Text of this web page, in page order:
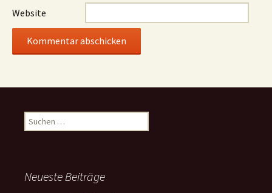
Website
Suchen
nach:
Neueste Beiträge